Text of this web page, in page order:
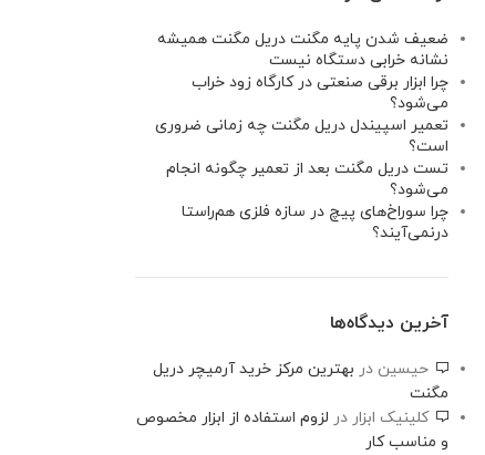
ضعیف شدن پایه مگنت دریل مگنت همیشه
نشانه خرابی دستگاه نیست
چرا ابزار برقی صنعتی در کارگاه زود خراب
می‌شود؟
تعمیر اسپیندل دریل مگنت چه زمانی ضروری
است؟
تست دریل مگنت بعد از تعمیر چگونه انجام
می‌شود؟
چرا سوراخ‌های پیچ در سازه فلزی هم‌راستا
درنمی‌آیند؟
آخرین دیدگاه‌ها
حیسین در بهترین مرکز خرید آرمیچر دریل
مگنت
کلینیک ابزار در لزوم استفاده از ابزار مخصوص
و مناسب کار